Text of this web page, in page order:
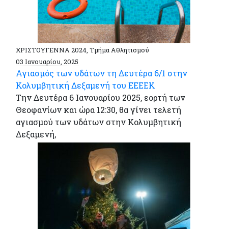
ΧΡΙΣΤΟΥΓΕΝΝΑ 2024, Τμήμα Αθλητισμού
03 Ιανουαρίου, 2025
Αγιασμός των υδάτων τη Δευτέρα 6/1 στην
Κολυμβητική Δεξαμενή του ΕΕΕΕΚ
Την Δευτέρα 6 Ιανουαρίου 2025, εορτή των
Θεοφανίων και ώρα 12:30, θα γίνει τελετή
αγιασμού των υδάτων στην Κολυμβητική
Δεξαμενή,